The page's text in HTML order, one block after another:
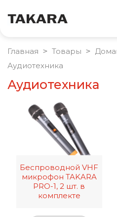
Главная > Товары >
Аудиотехника
Аудиотехника
Беспроводной VHF
микрофон TAKARA
PRO-1, 2 шт. в
комплекте